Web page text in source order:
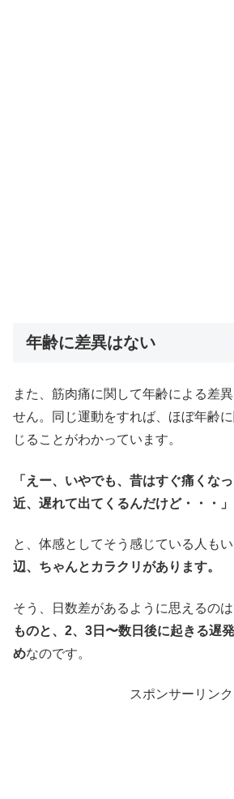
年齢に差異はない
また、筋肉痛に関して年齢による差
せん。同じ運動をすれば、ほぼ年齢
じることがわかっています。
「えー、いやでも、昔はすぐ痛くな
近、遅れて出てくるんだけど・・・」
と、体感としてそう感じている人もい
辺、ちゃんとカラクリがあります。
そう、日数差があるように思えるのは
ものと、2、3日〜数日後に起きる遅
めなのです。
スポンサーリンク